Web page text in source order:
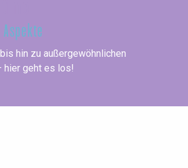
hin zu außergewöhnlichen
hier geht es los!